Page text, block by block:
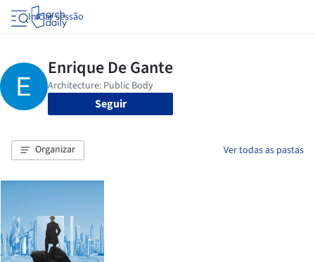
Iniciar sessão
Seguir
Organizar Ver todas as pastas